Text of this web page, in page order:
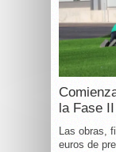
la Fase
Las obras,
euros de